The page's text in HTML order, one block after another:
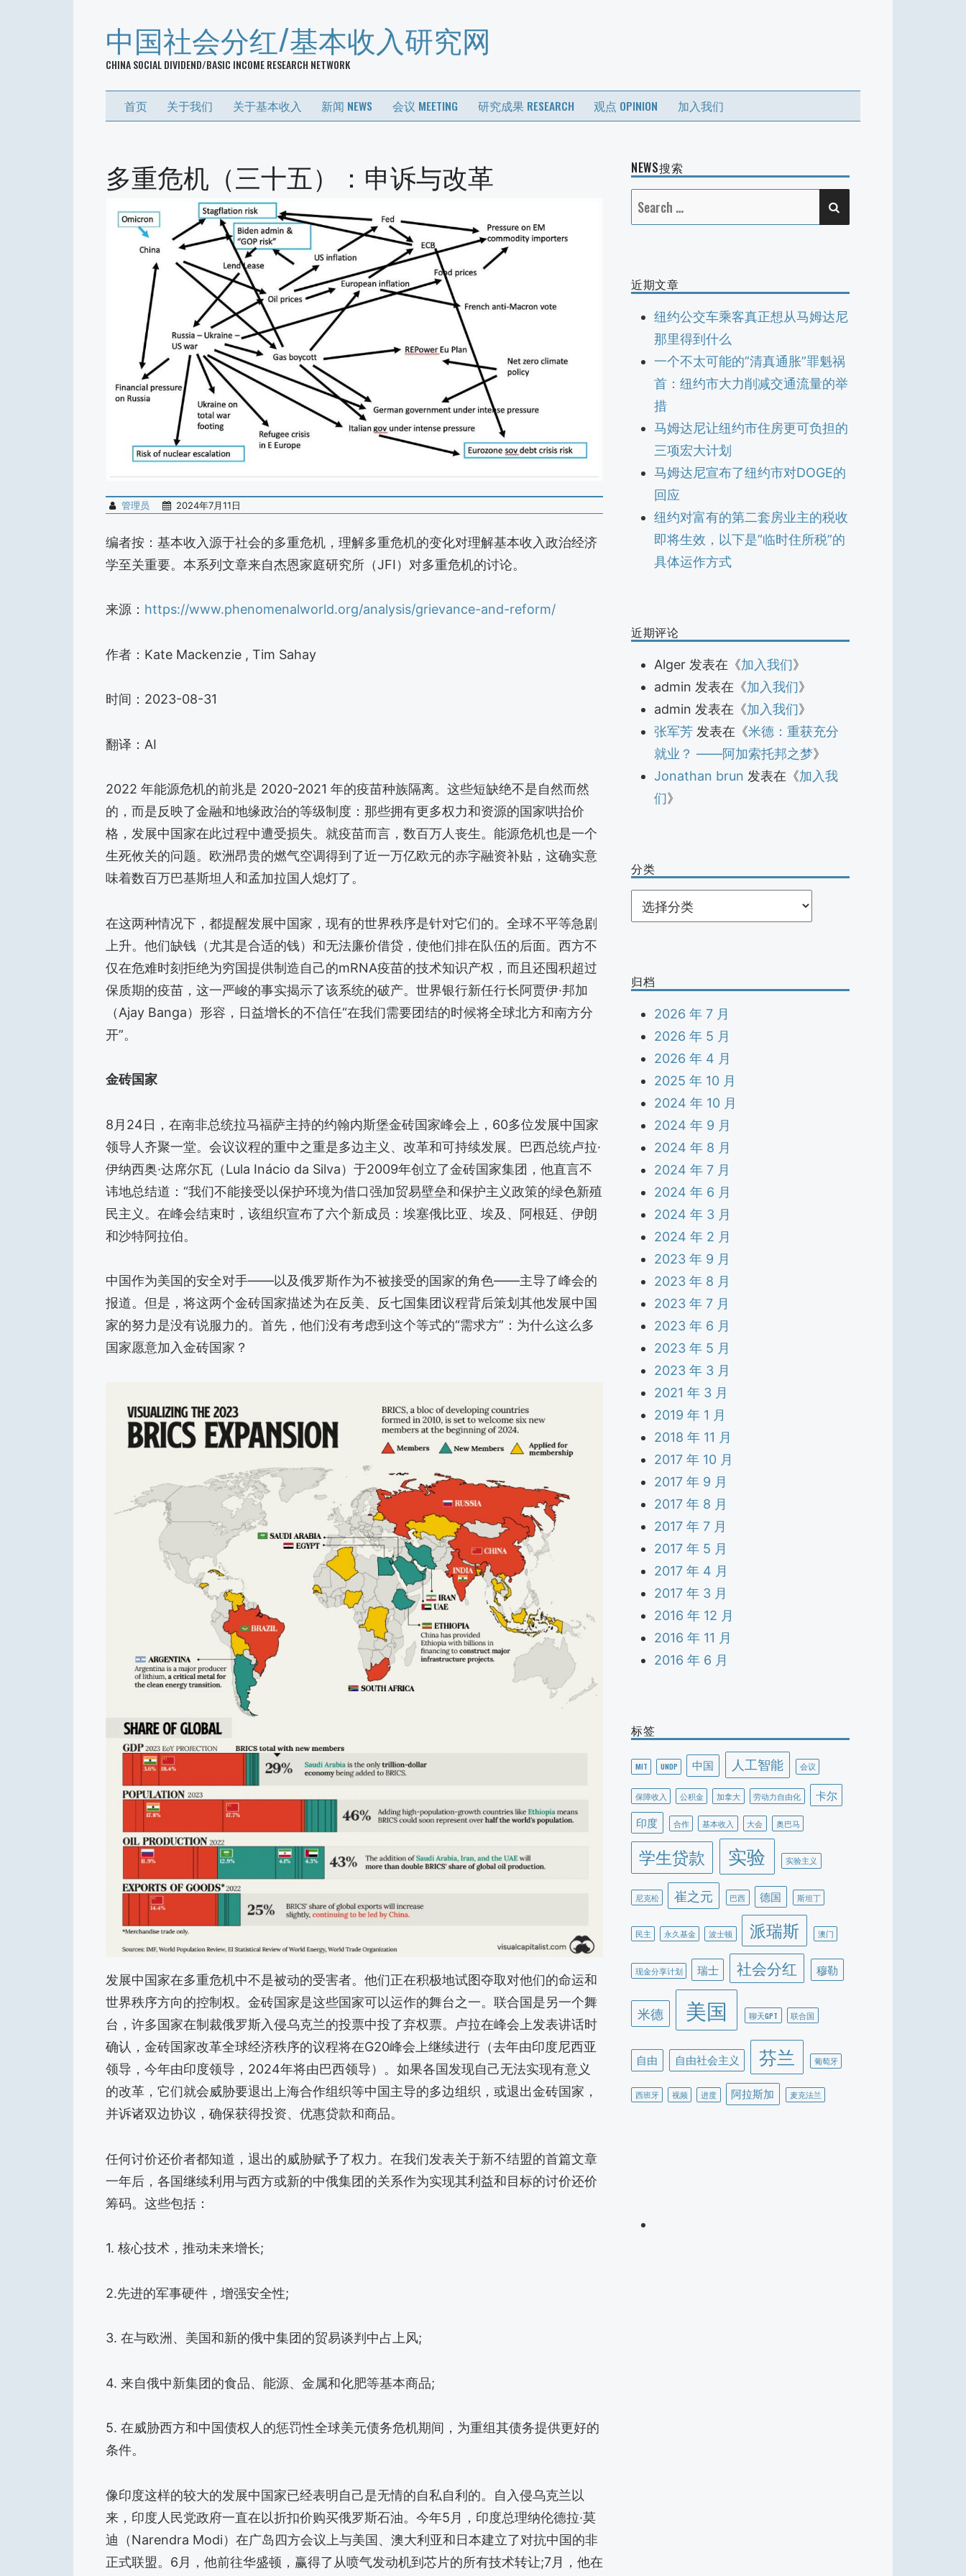
中国社会分红/基本收入研究网
CHINA SOCIAL DIVIDEND/BASIC INCOME RESEARCH NETWORK
首页 关于我们 关于基本收入 新闻 NEWS 会议 MEETING 研究成果 RESEARCH 观点 OPINION 加入我们
多重危机（三十五）：申诉与改革
管理员 2024年7月11日
编者按：基本收入源于社会的多重危机，理解多重危机的变化对理解基本收入政治经济
学至关重要。本系列文章来自杰恩家庭研究所（JFI）对多重危机的讨论。
来源： https://www.phenomenalworld.org/analysis/grievance-and-reform/
作者：Kate Mackenzie , Tim Sahay
时间：2023-08-31
翻译：AI
2022 年能源危机的前兆是 2020-2021 年的疫苗种族隔离。这些短缺绝不是自然而然
的，而是反映了金融和地缘政治的等级制度：那些拥有更多权力和资源的国家哄抬价
格，发展中国家在此过程中遭受损失。就疫苗而言，数百万人丧生。能源危机也是一个
生死攸关的问题。欧洲昂贵的燃气空调得到了近一万亿欧元的赤字融资补贴，这确实意
味着数百万巴基斯坦人和孟加拉国人熄灯了。
在这两种情况下，都提醒发展中国家，现有的世界秩序是针对它们的。全球不平等急剧
上升。他们缺钱（尤其是合适的钱）和无法廉价借贷，使他们排在队伍的后面。西方不
仅在危难时刻拒绝为穷国提供制造自己的mRNA疫苗的技术知识产权，而且还囤积超过
保质期的疫苗，这一严峻的事实揭示了该系统的破产。世界银行新任行长阿贾伊·邦加
（Ajay Banga）形容，日益增长的不信任“在我们需要团结的时候将全球北方和南方分
开”。
金砖国家
8月24日，在南非总统拉马福萨主持的约翰内斯堡金砖国家峰会上，60多位发展中国家
领导人齐聚一堂。会议议程的重中之重是多边主义、改革和可持续发展。巴西总统卢拉·
伊纳西奥·达席尔瓦（Lula Inácio da Silva）于2009年创立了金砖国家集团，他直言不
讳地总结道：“我们不能接受以保护环境为借口强加贸易壁垒和保护主义政策的绿色新殖
民主义。在峰会结束时，该组织宣布了六个新成员：埃塞俄比亚、埃及、阿根廷、伊朗
和沙特阿拉伯。
中国作为美国的安全对手——以及俄罗斯作为不被接受的国家的角色——主导了峰会的
报道。但是，将这两个金砖国家描述为在反美、反七国集团议程背后策划其他发展中国
家的努力是没有说服力的。首先，他们没有考虑到这个等式的“需求方”：为什么这么多
国家愿意加入金砖国家？
发展中国家在多重危机中不是被动的受害者。他们正在积极地试图夺取对他们的命运和
世界秩序方向的控制权。金砖国家是这些国家可以运作的舞台之一。联合国是另一个舞
台，许多国家在制裁俄罗斯入侵乌克兰的投票中投了弃权票。卢拉在峰会上发表讲话时
确认，金砖国家改革全球经济秩序的议程将在G20峰会上继续进行（去年由印度尼西亚
领导，今年由印度领导，2024年将由巴西领导）。如果各国发现自己无法实现有意义
的改革，它们就会威胁要退出上海合作组织等中国主导的多边组织，或退出金砖国家，
并诉诸双边协议，确保获得投资、优惠贷款和商品。
任何讨价还价者都知道，退出的威胁赋予了权力。在我们发表关于新不结盟的首篇文章
一年后，各国继续利用与西方或新的中俄集团的关系作为实现其利益和目标的讨价还价
筹码。这些包括：
1. 核心技术，推动未来增长;
2.先进的军事硬件，增强安全性;
3. 在与欧洲、美国和新的俄中集团的贸易谈判中占上风;
4. 来自俄中新集团的食品、能源、金属和化肥等基本商品;
5. 在威胁西方和中国债权人的惩罚性全球美元债务危机期间，为重组其债务提供更好的
条件。
像印度这样的较大的发展中国家已经表明自己是无情的自私自利的。自入侵乌克兰以
来，印度人民党政府一直在以折扣价购买俄罗斯石油。今年5月，印度总理纳伦德拉·莫
迪（Narendra Modi）在广岛四方会议上与美国、澳大利亚和日本建立了对抗中国的非
正式联盟。6月，他前往华盛顿，赢得了从喷气发动机到芯片的所有技术转让;7月，他在
NEWS搜索
Search
for:
近期文章
纽约公交车乘客真正想从马姆达尼
那里得到什么
一个不太可能的”清真通胀”罪魁祸
首：纽约市大力削减交通流量的举
措
马姆达尼让纽约市住房更可负担的
三项宏大计划
马姆达尼宣布了纽约市对DOGE的
回应
纽约对富有的第二套房业主的税收
即将生效，以下是”临时住所税”的
具体运作方式
近期评论
Alger发表在《加入我们》
admin 发表在《加入我们》
admin 发表在《加入我们》
张军芳发表在《米德：重获充分
就业？ ——阿加索托邦之梦》
Jonathan brun 发表在《加入我
们》
分类
类
归档
2026 年 7 月
2026 年 5 月
2026 年 4 月
2025 年 10 月
2024 年 10 月
2024 年 9 月
2024 年 8 月
2024 年 7 月
2024 年 6 月
2024 年 3 月
2024 年 2 月
2023 年 9 月
2023 年 8 月
2023 年 7 月
2023 年 6 月
2023 年 5 月
2023 年 3 月
2021 年 3 月
2019 年 1 月
2018 年 11 月
2017 年 10 月
2017 年 9 月
2017 年 8 月
2017 年 7 月
2017 年 5 月
2017 年 4 月
2017 年 3 月
2016 年 12 月
2016 年 11 月
2016 年 6 月
标签
MIT UNDP 中国 人工智能 会议
保障收入 公积金 加拿大 劳动力自由化
卡尔
印度
合作 基本收入 大会 奥巴马
学生贷款 实验 实验主义
尼克松 崔之元 巴西 德国 斯坦丁
民主 永久基金 波士顿 派瑞斯 澳门
现金分享计划 瑞士 社会分红 穆勒
米德 美国 聊天GPT 联合国
自由 自由社会主义 芬兰 葡萄牙
西班牙 视频 进度 阿拉斯加 麦克法兰